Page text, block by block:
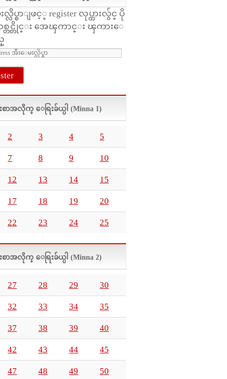
လိပ္စာျဖင့္ register လုပ္ထားလွ်င္ ပို
တင္တိုင္း အေၾကာင္း ၾကားေ
ာအလိုက္ ေရြးခ်ယ္ပါ (Minna 1)
2 3 4 5
7 8 9 10
12 13 14 15
17 18 19 20
22 23 24 25
ာအလိုက္ ေရြးခ်ယ္ပါ (Minna 2)
27 28 29 30
32 33 34 35
37 38 39 40
42 43 44 45
47 48 49 50